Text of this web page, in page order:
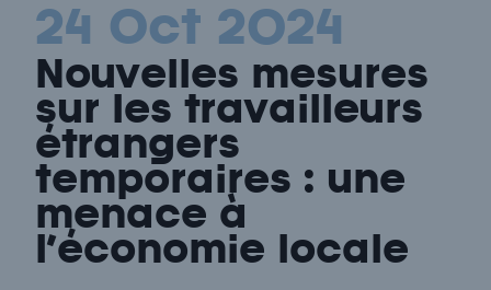
content24 Oct 2024
Nouvelles mesures
sur les travailleurs
étrangers
temporaires : une
menace à
l’économie locale